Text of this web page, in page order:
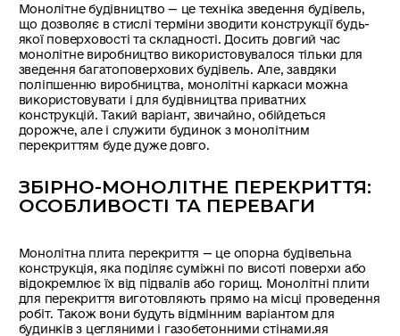
Монолітне будівництво — це техніка зведення будівель,
що дозволяє в стислі терміни зводити конструкції будь-
якої поверховості та складності. Досить довгий час
монолітне виробництво використовувалося тільки для
зведення багатоповерхових будівель. Але, завдяки
поліпшенню виробництва, монолітні каркаси можна
використовувати і для будівництва приватних
конструкцій. Такий варіант, звичайно, обійдеться
дорожче, але і служити будинок з монолітним
перекриттям буде дуже довго.
ЗБІРНО-МОНОЛІТНЕ ПЕРЕКРИТТЯ:
ОСОБЛИВОСТІ ТА ПЕРЕВАГИ
Монолітна плита перекриття — це опорна будівельна
конструкція, яка поділяє суміжні по висоті поверхи або
відокремлює їх від підвалів або горищ. Монолітні плити
для перекриття виготовляють прямо на місці проведення
робіт. Також вони будуть відмінним варіантом для
будинків з цегляними і газобетонними стінами.яя